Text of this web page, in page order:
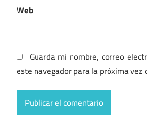
Web
Guarda mi nombre, correo
este navegador para la próxima vez